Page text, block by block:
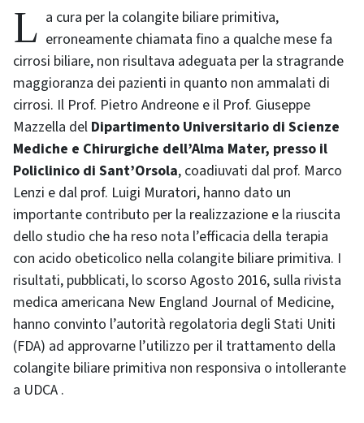
La cura per la colangite biliare primitiva, erroneamente chiamata fino a qualche mese fa
cirrosi biliare, non risultava adeguata per la stragrande
maggioranza dei pazienti in quanto non ammalati di
cirrosi. Il Prof. Pietro Andreone e il Prof. Giuseppe
Mazzella del Dipartimento Universitario di Scienze
Mediche e Chirurgiche dell’Alma Mater, presso il
Policlinico di Sant’Orsola, coadiuvati dal prof. Marco
Lenzi e dal prof. Luigi Muratori, hanno dato un
importante contributo per la realizzazione e la riuscita
dello studio che ha reso nota l’efficacia della terapia
con acido obeticolico nella colangite biliare primitiva. I
risultati, pubblicati, lo scorso Agosto 2016, sulla rivista
medica americana New England Journal of Medicine,
hanno convinto l’autorità regolatoria degli Stati Uniti
(FDA) ad approvarne l’utilizzo per il trattamento della
colangite biliare primitiva non responsiva o intollerante
a UDCA .